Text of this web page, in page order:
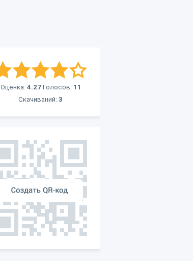
Оценка: 4.27 Голосов: 11
Скачиваний: 3